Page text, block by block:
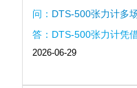
精度要求及现场工况选...
问： DTS-500张力计多
织、电缆、光纤等张力
答：DTS-500张力计凭
范围广、操作方便等特
2026-06-29